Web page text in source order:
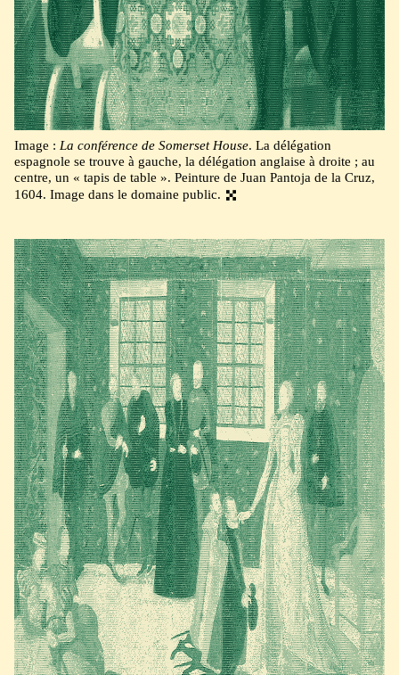
Image : La conférence de Somerset House. La délégation
espagnole se trouve à gauche, la délégation anglaise à droite ; au
centre, un « tapis de table ». Peinture de Juan Pantoja de la Cruz,
1604. Image dans le domaine public.